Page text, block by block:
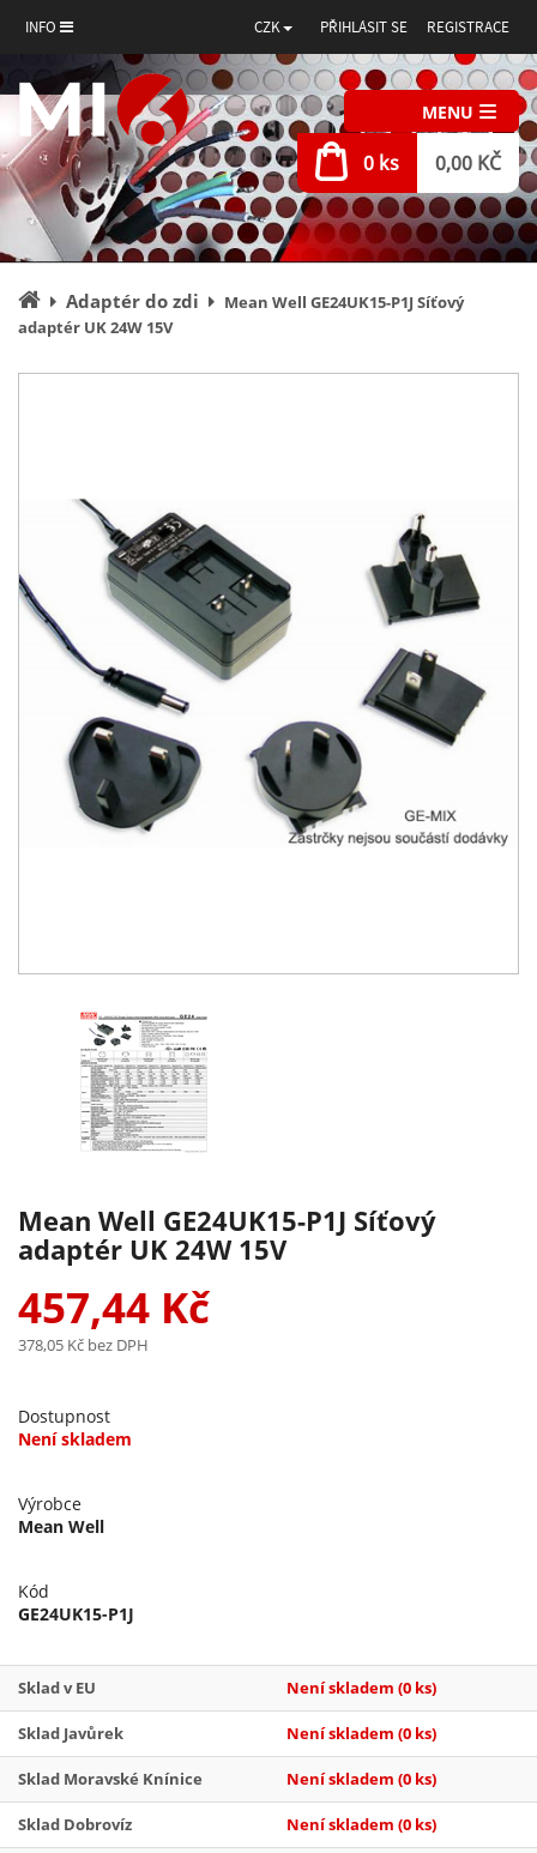
INFO CZK PŘIHLÁSIT SE REGISTRACE
MENU
0 ks 0,00 KČ
Úvodní
stránka
Adaptér do zdi
Mean Well GE24UK15-P1J Síťový
adaptér UK 24W 15V
Mean Well GE24UK15-P1J Síťový
adaptér UK 24W 15V
457,44 Kč
378,05 Kč bez DPH
Dostupnost
Není skladem
Výrobce
Mean Well
Kód
GE24UK15-P1J
Sklad v EU Není skladem (0 ks)
Sklad Javůrek Není skladem (0 ks)
Sklad Moravské Knínice Není skladem (0 ks)
Sklad Dobrovíz Není skladem (0 ks)